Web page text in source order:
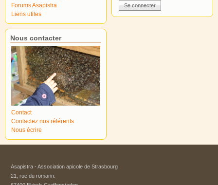
Forums Asapistra
Liens utiles
Nous contacter
Contact
Contactez nos référents
Nous écrire
Asapistra - Association apicole de Strasbourg​
21, rue du romarin.